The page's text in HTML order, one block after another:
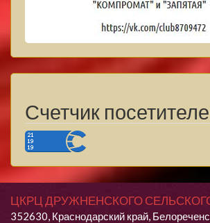
Счетчик
ЦКРЦ ДРУЖНЕНСКОГО
352630, Краснодарский край,